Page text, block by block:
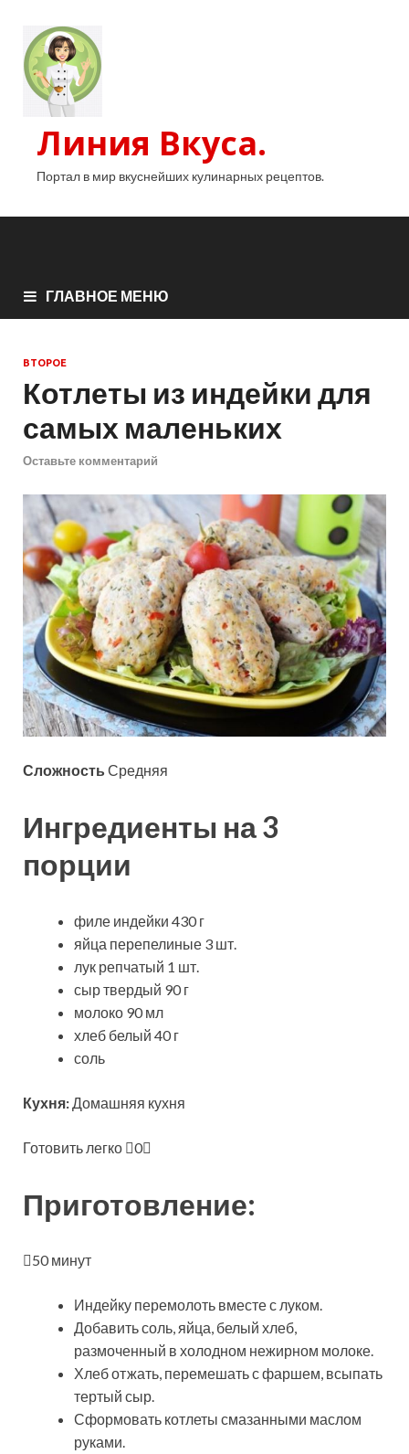
Линия Вкуса.
Портал в мир вкуснейших кулинарных рецептов.
ГЛАВНОЕ МЕНЮ
ВТОРОЕ
Котлеты из индейки для
самых маленьких
Оставьте комментарий
Сложность Средняя
Ингредиенты на 3
порции
филе индейки 430 г
яйца перепелиные 3 шт.
лук репчатый 1 шт.
сыр твердый 90 г
молоко 90 мл
хлеб белый 40 г
соль
Кухня: Домашняя кухня
Готовить легко 0
Приготовление:
50 минут
Индейку перемолоть вместе с луком.
Добавить соль, яйца, белый хлеб,
размоченный в холодном нежирном молоке.
Хлеб отжать, перемешать с фаршем, всыпать
тертый сыр.
Сформовать котлеты смазанными маслом
руками.